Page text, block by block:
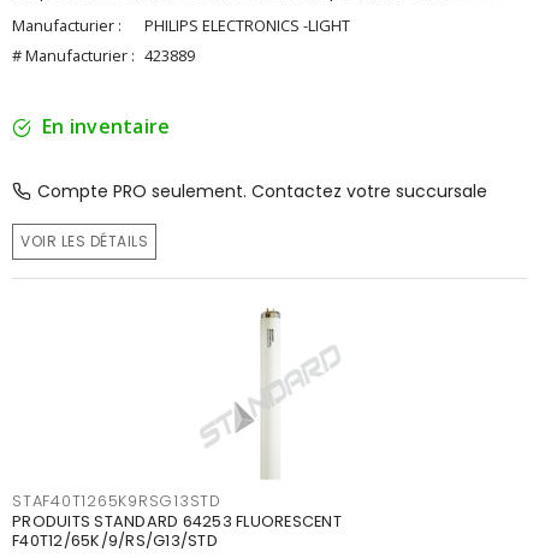
Manufacturier :
PHILIPS ELECTRONICS -LIGHT
# Manufacturier : 423889
En inventaire
Compte PRO seulement. Contactez votre succursale
VOIR LES DÉTAILS
STAF40T1265K9RSG13STD
PRODUITS STANDARD 64253 FLUORESCENT
F40T12/65K/9/RS/G13/STD